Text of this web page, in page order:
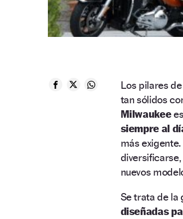
Los pilares
tan sólidos
Milwaukee
siempre al
más
nuevos
Se trata de la
diseñadas